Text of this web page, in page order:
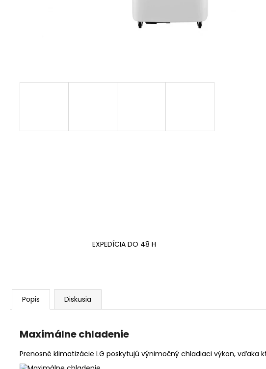
EXPEDÍCIA DO 48 H
Popis Diskusia
Maximálne chladenie
Prenosné klimatizácie LG poskytujú výnimočný chladiaci výkon,